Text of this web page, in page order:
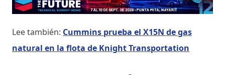
Lee también: Cummins prueba el X15N de gas
natural en la flota de Knight Transportation